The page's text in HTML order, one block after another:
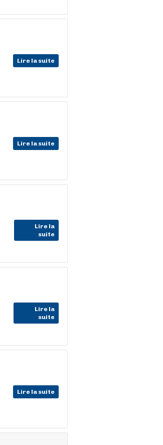
Lire la suite
Lire la suite
Lire la
suite
Lire la
suite
Lire la suite